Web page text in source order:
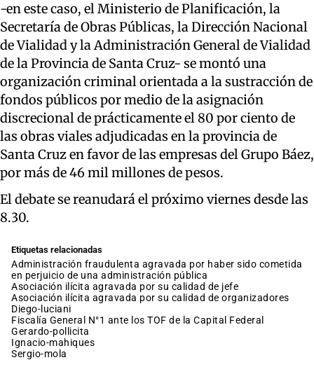
-en este caso, el Ministerio de Planificación, la
Secretaría de Obras Públicas, la Dirección Nacional
de Vialidad y la Administración General de Vialidad
de la Provincia de Santa Cruz- se montó una
organización criminal orientada a la sustracción de
fondos públicos por medio de la asignación
discrecional de prácticamente el 80 por ciento de
las obras viales adjudicadas en la provincia de
Santa Cruz en favor de las empresas del Grupo Báez,
por más de 46 mil millones de pesos.
El debate se reanudará el próximo viernes desde las
8.30.
Etiquetas relacionadas
administración fraudulenta agravada por haber sido cometida
en perjuicio de una administración pública
asociación ilícita agravada por su calidad de jefe
asociación ilícita agravada por su calidad de organizadores
diego-luciani
Fiscalía General N°1 ante los TOF de la Capital Federal
gerardo-pollicita
ignacio-mahiques
sergio-mola